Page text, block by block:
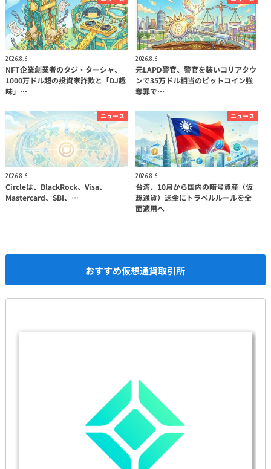
2026.8.6
NFT企業創業者のタジ・ターシャ、
1000万ドル超の投資家詐欺と「DJ趣
味」…
2026.8.6
元LAPD警官、警官を装いコリアタウ
ンで35万ドル相当のビットコイン強
奪罪で…
ニュース
2026.8.6
Circleは、BlackRock、Visa、
Mastercard、SBI、…
ニュース
2026.8.6
台湾、10月から国内の暗号資産（仮
想通貨）送金にトラベルルールを全
面適用へ
おすすめ仮想通貨取引所